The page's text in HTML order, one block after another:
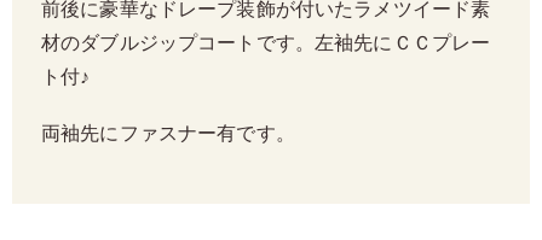
前後に豪華なドレープ装飾が付いたラメツイード素
材のダブルジップコートです。左袖先にＣＣプレー
ト付♪
両袖先にファスナー有です。